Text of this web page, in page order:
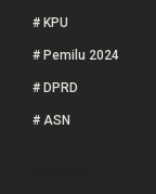
# KPU
# Pemilu 2024
# DPRD
# ASN